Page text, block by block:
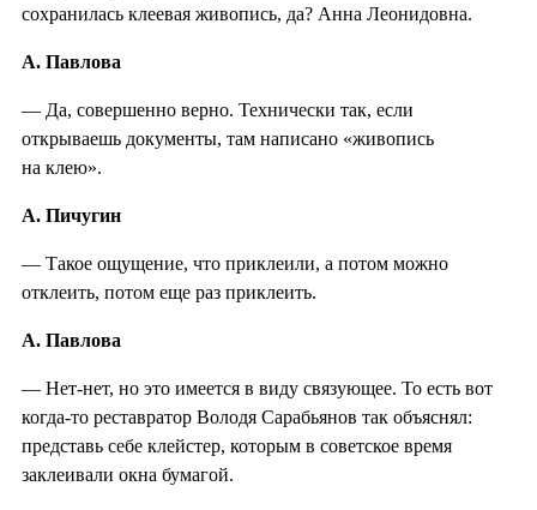
сохранилась клеевая живопись, да? Анна Леонидовна.
А. Павлова
— Да, совершенно верно. Технически так, если
открываешь документы, там написано «живопись
на клею».
А. Пичугин
— Такое ощущение, что приклеили, а потом можно
отклеить, потом еще раз приклеить.
А. Павлова
— Нет-нет, но это имеется в виду связующее. То есть вот
когда-то реставратор Володя Сарабьянов так объяснял:
представь себе клейстер, которым в советское время
заклеивали окна бумагой.